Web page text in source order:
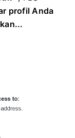
profil Anda